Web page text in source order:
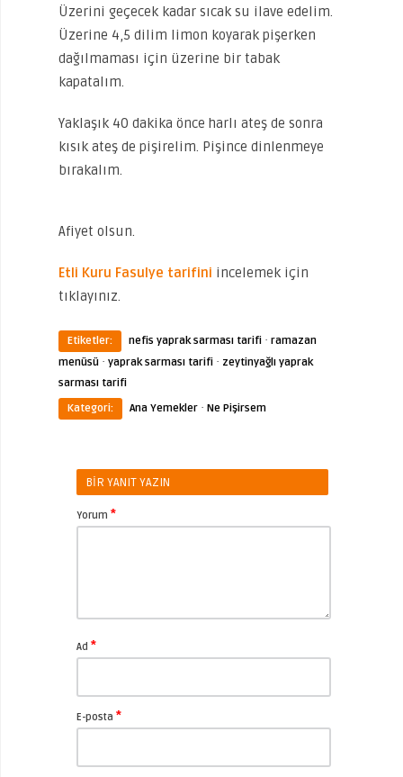
Üzerini geçecek kadar sıcak su ilave edelim.
Üzerine 4,5 dilim limon koyarak pişerken
dağılmaması için üzerine bir tabak
kapatalım.
Yaklaşık 40 dakika önce harlı ateş de sonra
kısık ateş de pişirelim. Pişince dinlenmeye
bırakalım.
Afiyet olsun.
Etli Kuru Fasulye tarifini incelemek için
tıklayınız.
Etiketler: nefis yaprak sarması tarifi · ramazan
menüsü · yaprak sarması tarifi · zeytinyağlı yaprak
sarması tarifi
Kategori:
Ana Yemekler · Ne Pişirsem
BIR YANIT YAZIN
Yorum *
Ad *
E-posta *